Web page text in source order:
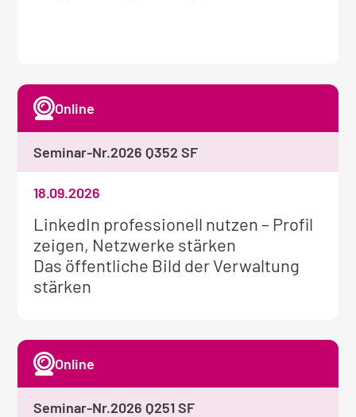
Weitere
Informationen
zum
Seminar:
LinkedIn professionell nutzen – Profil
zeigen, Netzwerke stärken
Das öffentliche Bild der Verwaltung
stärken
18.09.2026
Online
Seminar-Nr.2026 Q352 SF
Online
Seminar-Nr.2026 Q251 SF